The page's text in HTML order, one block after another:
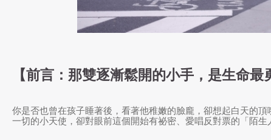
【前言：那雙逐漸鬆開的小手，是生命最
你是否也曾在孩子睡著後，看著他稚嫩的臉龐，卻想起白天的
一切的小天使，卻對眼前這個開始有祕密、愛唱反對票的「陌生